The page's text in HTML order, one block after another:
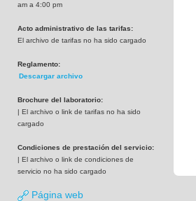
am a 4:00 pm
Acto administrativo de las tarifas:
El archivo de tarifas no ha sido cargado
Reglamento:
Descargar archivo
Brochure del laboratorio:
| El archivo o link de tarifas no ha sido
cargado
Condiciones de prestación del servicio:
| El archivo o link de condiciones de
servicio no ha sido cargado
Página web